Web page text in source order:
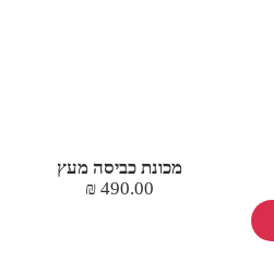
מכונת כביסה מעץ
490.00
₪